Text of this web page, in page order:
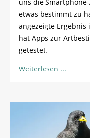
uns die
etwas bestimmt zu
angezeigte Ergebnis
hat Apps zur
getestet.
Weiterlesen